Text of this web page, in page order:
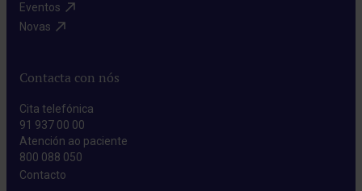
Eventos​
Novas​
Contacta con nós
Cita telefónica
91 937 00 00
Atención ao paciente
800 088 050
Contacto​